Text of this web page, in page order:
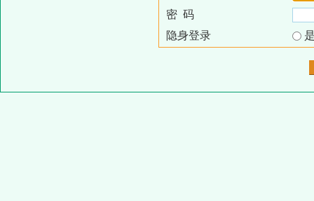
密 码
隐身登录